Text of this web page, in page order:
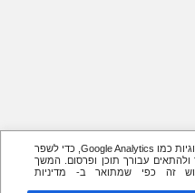
אנו משתמשים בעוגיות (Cookies) ובטכנולוגיות כמו Google Analytics, כדי לשפר
עבורך תוכן ופרסום. המשך
זה כפי שמתואר ב- מדיניות